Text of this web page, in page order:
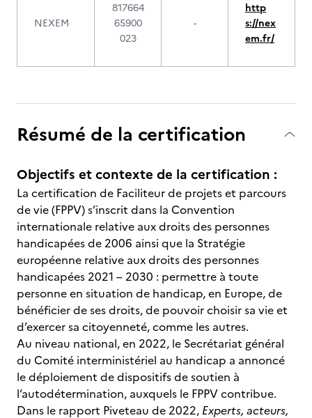
NEXEM
817664
65900
023
-
http
s://nex
em.fr/
Résumé de la certification
Objectifs et contexte de la certification :
La certification de Faciliteur de projets et parcours
de vie (FPPV) s’inscrit dans la Convention
internationale relative aux droits des personnes
handicapées de 2006 ainsi que la Stratégie
européenne relative aux droits des personnes
handicapées 2021 – 2030 : permettre à toute
personne en situation de handicap, en Europe, de
bénéficier de ses droits, de pouvoir choisir sa vie et
d’exercer sa citoyenneté, comme les autres.
Au niveau national, en 2022, le Secrétariat général
du Comité interministériel au handicap a annoncé
le déploiement de dispositifs de soutien à
l’autodétermination, auxquels le FPPV contribue.
Dans le rapport Piveteau de 2022, Experts, acteurs,